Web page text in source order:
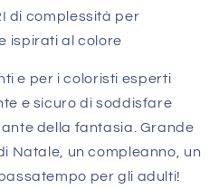
di complessità per
ispirati al colore
e per i coloristi esperti
e sicuro di soddisfare
della fantasia. Grande
Natale, un compleanno, un
per gli adulti!